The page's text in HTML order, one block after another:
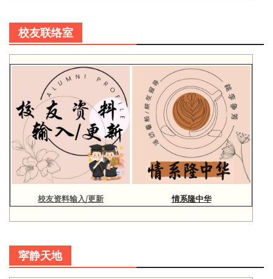
校友联络室
校友资料输入/更新 情系隆中华
寜静天地